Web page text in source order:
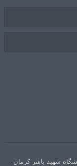
شهید باهنر کرمان –